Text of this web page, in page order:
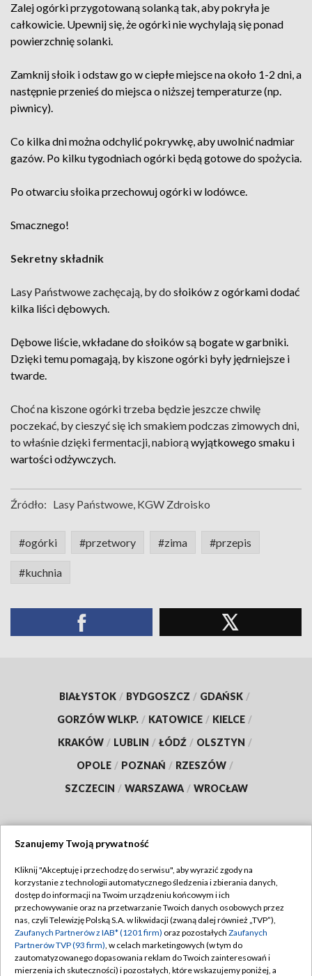
Zalej ogórki przygotowaną solanką tak, aby pokryła je
całkowicie. Upewnij się, że ogórki nie wychylają się ponad
powierzchnię solanki.
Zamknij słoik i odstaw go w ciepłe miejsce na około 1-2 dni, a
następnie przenieś do miejsca o niższej temperaturze (np.
piwnicy).
Co kilka dni można odchylić pokrywkę, aby uwolnić nadmiar
gazów. Po kilku tygodniach ogórki będą gotowe do spożycia.
Po otwarciu słoika przechowuj ogórki w lodówce.
Smacznego!
Sekretny składnik
Lasy Państwowe zachęcają, by do słoików z ogórkami dodać
kilka liści dębowych.
Dębowe liście, wkładane do słoików są bogate w garbniki.
Dzięki temu pomagają, by kiszone ogórki były jędrniejsze i
twarde.
Choć na kiszone ogórki trzeba będzie jeszcze chwilę
poczekać, by cieszyć się ich smakiem podczas zimowych dni,
to właśnie dzięki fermentacji, nabiorąwyjątkowego smaku i
wartości odżywczych.
Źródło: Lasy Państwowe, KGW Zdroisko
#ogórki #przetwory #zima #przepis
#kuchnia
BIAŁYSTOK / BYDGOSZCZ / GDAŃSK /
GORZÓW WLKP. / KATOWICE / KIELCE /
KRAKÓW / LUBLIN / ŁÓDŹ / OLSZTYN /
OPOLE / POZNAŃ / RZESZÓW /
SZCZECIN / WARSZAWA / WROCŁAW
TVP
Abonament TVP
Emisja w TVP
Centrum informacji TVP
Regulamin TVP
Polityka prywatności
Moje zgody
Szanujemy Twoją prywatność
Kliknij "Akceptuję i przechodzę do serwisu", aby wyrazić zgody na
korzystanie z technologii automatycznego śledzenia i zbierania danych,
dostęp do informacji na Twoim urządzeniu końcowym i ich
przechowywanie oraz na przetwarzanie Twoich danych osobowych przez
nas, czyli Telewizję Polską S.A. w likwidacji (zwaną dalej również „TVP”),
Zaufanych Partnerów z IAB* (1201 firm) oraz pozostałych Zaufanych
Partnerów TVP (93 firm), w celach marketingowych (w tym do
zautomatyzowanego dopasowania reklam do Twoich zainteresowań i
mierzenia ich skuteczności) i pozostałych, które wskazujemy poniżej, a